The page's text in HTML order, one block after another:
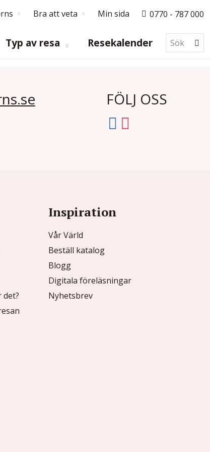
Bra att veta Min sida 0770 - 787 000
Typ av resa Resekalender
FÖLJ OSS
det?
Inspiration
Vår Värld
Beställ katalog
Blogg
Digitala föreläsningar
Nyhetsbrev